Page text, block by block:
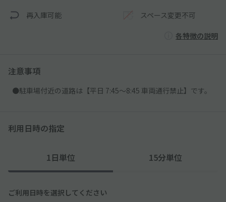
再入庫可能 スペース変更不可
各特徴の説明
注意事項
●駐車場付近の道路は【平日 7:45～8:45 車両通行禁止】です。
利用日時の指定
1日単位 15分単位
ご利用日時を選択してください